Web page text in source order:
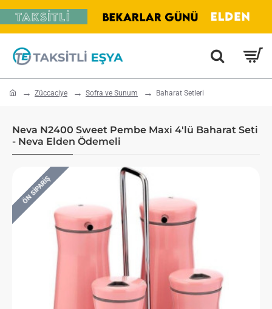
home Züccaciye Sofra ve Sunum Baharat Setleri
Neva N2400 Sweet Pembe Maxi 4'lü Baharat Seti
- Neva Elden Ödemeli
ÖN SIPARIŞ